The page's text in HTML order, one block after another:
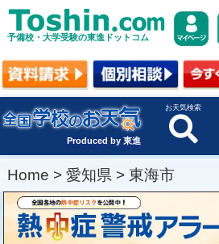
予備校・大学受験の東進ドットコム
Produced by 東進
お天気検索
Home > 愛知県 > 東海市